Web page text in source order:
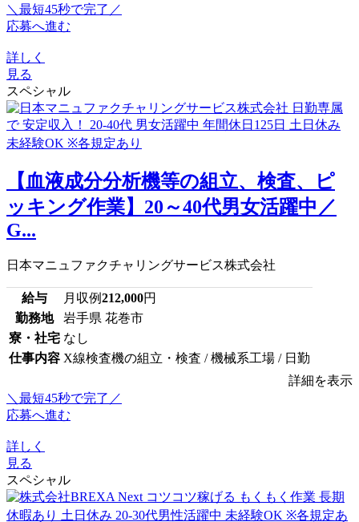
＼最短45秒で完了／
応募へ進む
詳しく
見る
スペシャル
【血液成分分析機等の組立、検査、ピ
ッキング作業】20～40代男女活躍中／
G...
日本マニュファクチャリングサービス株式会社
給与 月収例212,000円
勤務地
岩手県 花巻市
寮・社宅 なし
仕事内容 X線検査機の組立・検査 / 機械系工場 / 日勤
詳細を表示
＼最短45秒で完了／
応募へ進む
詳しく
見る
スペシャル